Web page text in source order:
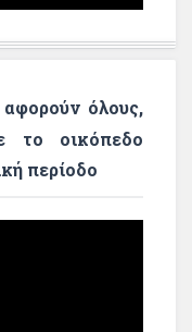
όλους,
το οικόπεδο
περίοδο